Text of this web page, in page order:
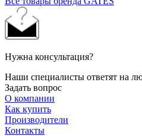
Нужна консультация?
Наши специалисты ответят на
Задать вопрос
О компании
Как купить
Производители
Контакты